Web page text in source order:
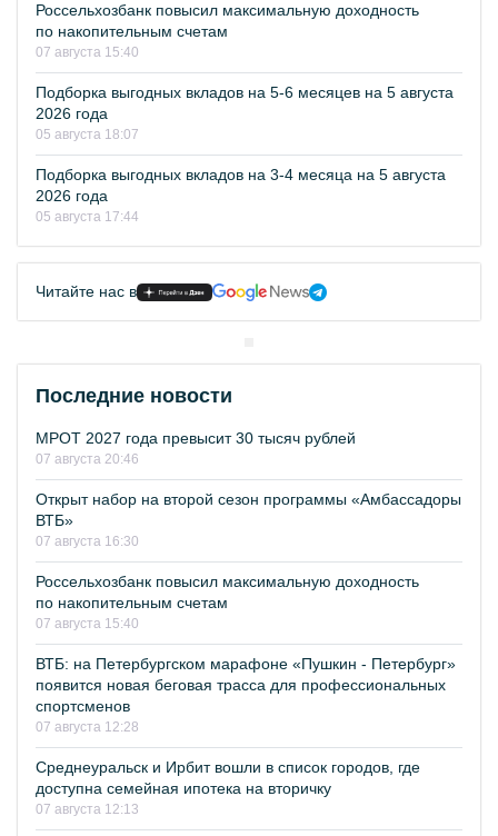
Россельхозбанк повысил максимальную доходность
по накопительным счетам
07 августа 15:40
Подборка выгодных вкладов на 5-6 месяцев на 5 августа
2026 года
05 августа 18:07
Подборка выгодных вкладов на 3-4 месяца на 5 августа
2026 года
05 августа 17:44
Читайте нас в
Последние новости
МРОТ 2027 года превысит 30 тысяч рублей
07 августа 20:46
Открыт набор на второй сезон программы «Амбассадоры
ВТБ»
07 августа 16:30
Россельхозбанк повысил максимальную доходность
по накопительным счетам
07 августа 15:40
ВТБ: на Петербургском марафоне «Пушкин - Петербург»
появится новая беговая трасса для профессиональных
спортсменов
07 августа 12:28
Среднеуральск и Ирбит вошли в список городов, где
доступна семейная ипотека на вторичку
07 августа 12:13